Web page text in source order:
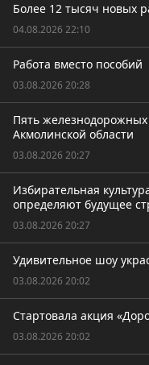
Более 12 тысяч новых
04.08.2026 22:10
Работа вместо пособий
03.08.2026 20:28
Пять железнодорожных
Акмолинской области
03.08.2026 20:27
Избирательная
определяют будущее
03.08.2026 20:27
Удивительное шоу
03.08.2026 20:02
Стартовала акция
03.08.2026 20:02